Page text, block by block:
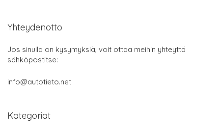
Yhteydenotto
Jos sinulla on kysymyksiä, voit ottaa meihin yhteyttä
sähköpostitse:
info@autotieto.net
Kategoriat